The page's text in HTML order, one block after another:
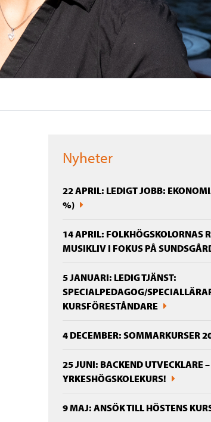
Nyheter
22 APRIL: LEDIGT JOBB:
%)
14 APRIL: FOLKHÖGSKOLORNAS
MUSIKLIV I FOKUS PÅ
5 JANUARI: LEDIG TJÄNST:
SPECIALPEDAGOG/
KURSFÖRESTÅNDARE
4 DECEMBER: SOMMARKURSER
25 JUNI: BACKEND UTVECKLARE
YRKESHÖGSKOLEKURS!
9 MAJ: ANSÖK TILL HÖSTENS